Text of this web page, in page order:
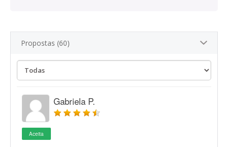
Propostas (60)
Gabriela P.
Aceita